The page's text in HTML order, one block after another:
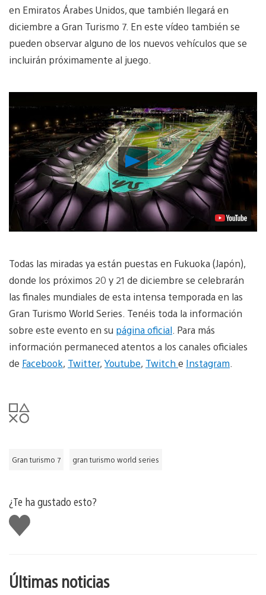
en Emiratos Árabes Unidos, que también llegará en
diciembre a Gran Turismo 7. En este vídeo también se
pueden observar alguno de los nuevos vehículos que se
incluirán próximamente al juego.
Reproducir
vídeo
Todas las miradas ya están puestas en Fukuoka (Japón),
donde los próximos 20 y 21 de diciembre se celebrarán
las finales mundiales de esta intensa temporada en las
Gran Turismo World Series. Tenéis toda la información
sobre este evento en su página oficial . Para más
información permaneced atentos a los canales oficiales
de Facebook, Twitter,Youtube, Twitch e Instagram
Gran turismo 7 gran turismo world series
¿Te ha gustado esto?
Me
gusta
esto
Últimas noticias